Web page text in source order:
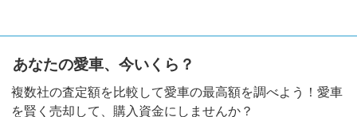
あなたの愛車、今いくら？
複数社の査定額を比較して愛車の最高額を調べよう！愛車
を賢く売却して、購入資金にしませんか？